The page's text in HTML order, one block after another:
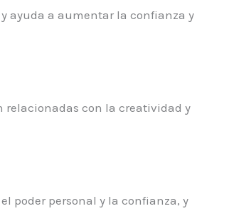
ayuda a aumentar la confianza y
con la creatividad y
poder personal y la confianza, y